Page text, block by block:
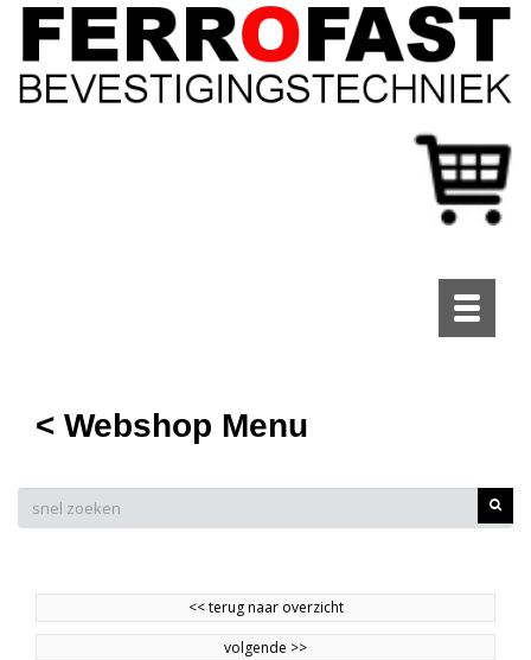
Toggle
< Webshop Menu
<<terug naar overzicht
volgende >>